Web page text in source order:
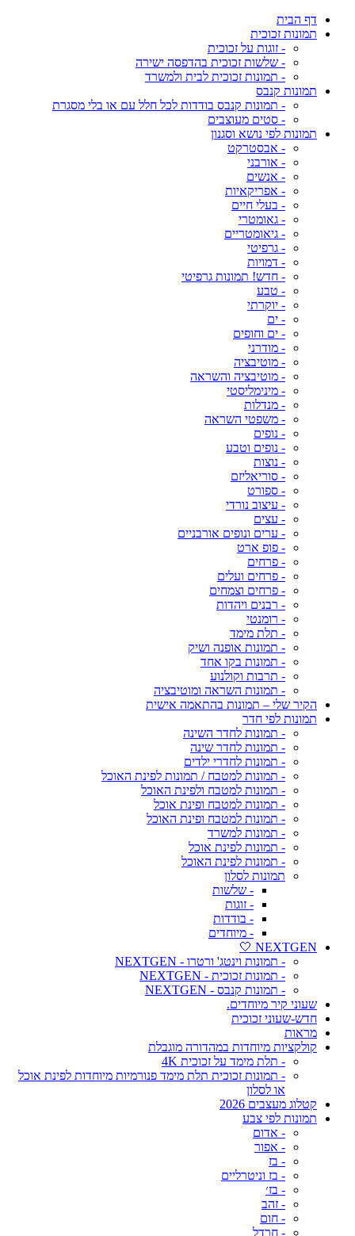
דף הבית
תמונות זכוכית
- זוגות על זכוכית
- שלשות זכוכית בהדפסה ישירה
- תמונות זכוכית לבית ולמשרד
תמונות קנבס
- תמונות קנבס בודדות לכל חלל עם או בלי מסגרת
- סטים מעוצבים
תמונות לפי נושא וסגנון
- אבסטרקט
- אורבני
- אנשים
- אפריקאיות
- בעלי חיים
- גאומטרי
- גיאומטריים
- גרפיטי
- דמויות
- חדש! תמונות גרפיטי
- טבע
- יוקרתי
- ים
- ים וחופים
- מודרני
- מוטיבציה
- מוטיבציה והשראה
- מינימליסטי
- מנדלות
- משפטי השראה
- נופים
- נופים וטבע
- נוצות
- סוריאליזם
- ספורט
- עיצוב נורדי
- עצים
- ערים ונופים אורבניים
- פופ ארט
- פרחים
- פרחים ועלים
- פרחים וצמחים
- רבנים ויהדות
- רומנטי
- תלת מימד
- תמונות אופנה ושיק
- תמונות בקו אחד
- תרבות וקולנוע
- תמונות השראה ומוטיבציה
הקיר שלי – תמונות בהתאמה אישית
תמונות לפי חדר
- תמונות לחדר השינה
- תמונות לחדר שינה
- תמונות לחדרי ילדים
- תמונות למטבח / תמונות לפינת האוכל
- תמונות למטבח ולפינת האוכל
- תמונות למטבח ופינת אוכל
- תמונות למטבח ופינת האוכל
- תמונות למשרד
- תמונות לפינת אוכל
- תמונות לפינת האוכל
תמונות לסלון
- שלשות
- זוגות
- בודדות
- מיוחדים
NEXTGEN 🤍
- תמונות וינטג' ורטרו - NEXTGEN
- תמונות זכוכית - NEXTGEN
- תמונות קנבס - NEXTGEN
שעוני קיר מיוחדים.
חדש-שעוני זכוכית
מראות
קולקציות מיוחדות במהדורה מוגבלת
- תלת מימד על זכוכית 4K
- תמונות זכוכית תלת מימד פנורמיות מיוחדות לפינת אוכל
או לסלון
קטלוג מעצבים 2026
תמונות לפי צבע
- אדום
- אפור
- בז
- בז וניטרליים
- בז׳
- זהב
- חום
- חרדל